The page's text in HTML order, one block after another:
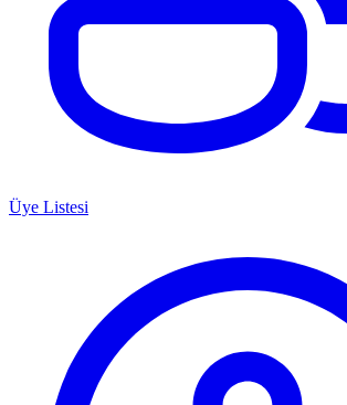
Üye Listesi